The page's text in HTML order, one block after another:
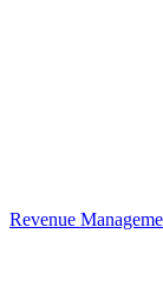
Revenue